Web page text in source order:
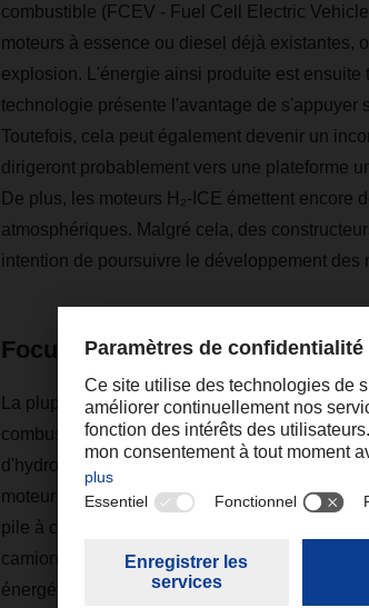
combustible (FCEV - Fuel Cell Electric
moteurs à essence ou diesel déjà existantes,
explosion. L'énergie ainsi produite est
technologie présente l'avantage de s'appuyer
Toutefois, cela peut également devenir un
dirigeront probablement vers une plateforme
De plus, les moteurs H₂-ICE émettent encore
atmosphériques. Malgré cela, des
intention de poursuivre le développement des
Focus sur la pile à combustible
La plupart des grands constructeurs de
combustible pour l'hydrogène. Dans ce
d'hydrogène, ce qui produit de l'électricité.
moteur électrique, soit stockée dans une
pile à combustible produit de la vapeur d'eau
camions FCEV reposent sur des plateformes
énergétique supérieur à celui des moteurs